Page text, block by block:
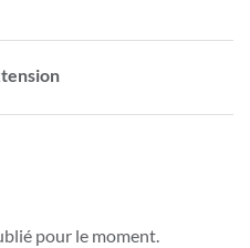
pour le moment.